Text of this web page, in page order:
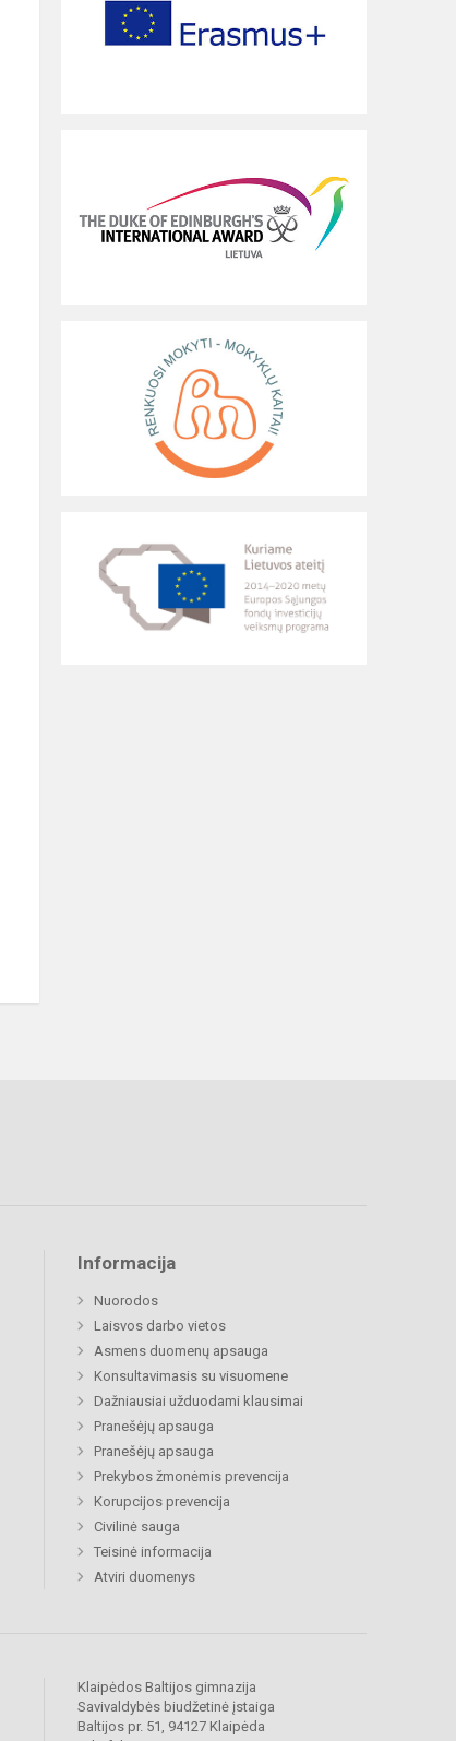
Informacija
Nuorodos
Laisvos darbo vietos
Asmens duomenų apsauga
Konsultavimasis su visuomene
Dažniausiai užduodami klausimai
Pranešėjų apsauga
Pranešėjų apsauga
Prekybos žmonėmis prevencija
Korupcijos prevencija
Civilinė sauga
Teisinė informacija
Atviri duomenys
Klaipėdos Baltijos gimnazija
Savivaldybės biudžetinė įstaiga
Baltijos pr. 51, 94127 Klaipėda